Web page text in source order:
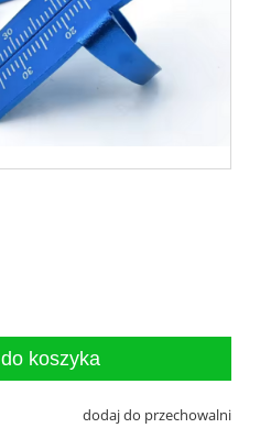
do koszyka
dodaj do przechowalni